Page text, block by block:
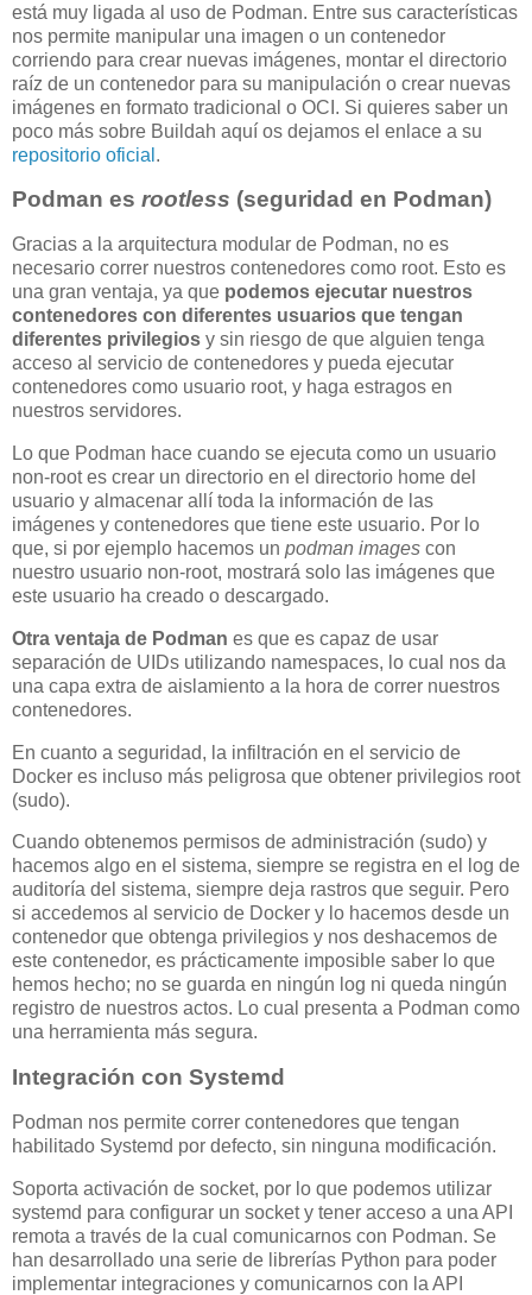
está muy ligada al uso de Podman. Entre sus características
nos permite manipular una imagen o un contenedor
corriendo para crear nuevas imágenes, montar el directorio
raíz de un contenedor para su manipulación o crear nuevas
imágenes en formato tradicional o OCI. Si quieres saber un
poco más sobre Buildah aquí os dejamos el enlace a su
repositorio oficial .
Podman es rootless (seguridad en Podman)
Gracias a la arquitectura modular de Podman, no es
necesario correr nuestros contenedores como root. Esto es
una gran ventaja, ya que podemos ejecutar nuestros
contenedores con diferentes usuarios que tengan
diferentes privilegios y sin riesgo de que alguien tenga
acceso al servicio de contenedores y pueda ejecutar
contenedores como usuario root, y haga estragos en
nuestros servidores.
Lo que Podman hace cuando se ejecuta como un usuario
non-root es crear un directorio en el directorio home del
usuario y almacenar allí toda la información de las
imágenes y contenedores que tiene este usuario. Por lo
que, si por ejemplo hacemos un podman images con
nuestro usuario non-root, mostrará solo las imágenes que
este usuario ha creado o descargado.
Otra ventaja de Podman es que es capaz de usar
separación de UIDs utilizando namespaces, lo cual nos da
una capa extra de aislamiento a la hora de correr nuestros
contenedores.
En cuanto a seguridad, la infiltración en el servicio de
Docker es incluso más peligrosa que obtener privilegios root
(sudo).
Cuando obtenemos permisos de administración (sudo) y
hacemos algo en el sistema, siempre se registra en el log de
auditoría del sistema, siempre deja rastros que seguir. Pero
si accedemos al servicio de Docker y lo hacemos desde un
contenedor que obtenga privilegios y nos deshacemos de
este contenedor, es prácticamente imposible saber lo que
hemos hecho; no se guarda en ningún log ni queda ningún
registro de nuestros actos. Lo cual presenta a Podman como
una herramienta más segura.
Integración con Systemd
Podman nos permite correr contenedores que tengan
habilitado Systemd por defecto, sin ninguna modificación.
Soporta activación de socket, por lo que podemos utilizar
systemd para configurar un socket y tener acceso a una API
remota a través de la cual comunicarnos con Podman. Se
han desarrollado una serie de librerías Python para poder
implementar integraciones y comunicarnos con la API